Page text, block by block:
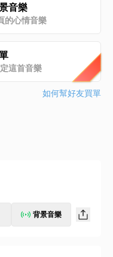
音樂
的心情音樂
這首音樂
如何幫好友買單
背景音樂